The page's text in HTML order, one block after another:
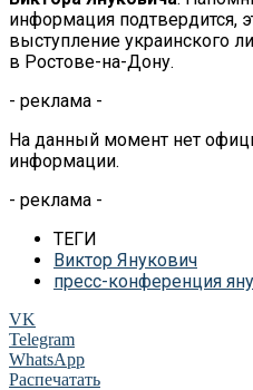
информация подтвердится,
выступление украинского
в Ростове-на-Дону.
- реклама -
На данный момент нет
информации.
- реклама -
ТЕГИ
Виктор Янукович
пресс-конференция
VK
Telegram
WhatsApp
Распечатать